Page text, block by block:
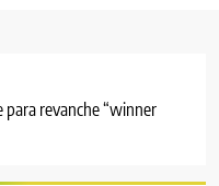
para revanche “winner